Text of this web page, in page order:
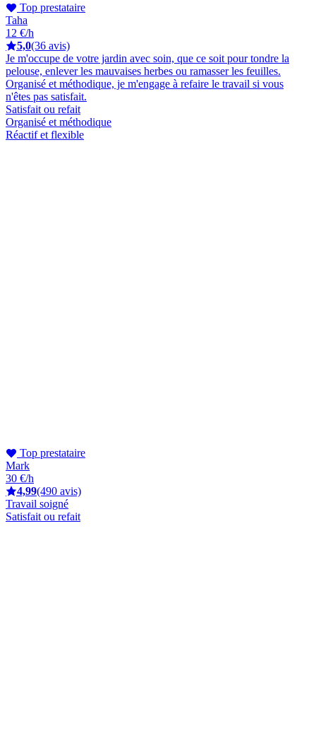
Top prestataire
Taha
12 €/h
5,0(36 avis)
Je m'occupe de votre jardin avec soin, que ce soit pour tondre la
pelouse, enlever les mauvaises herbes ou ramasser les feuilles.
Organisé et méthodique, je m'engage à refaire le travail si vous
n'êtes pas satisfait.
Satisfait ou refait
Organisé et méthodique
Réactif et flexible
Top prestataire
Mark
30 €/h
4,99(490 avis)
Travail soigné
Satisfait ou refait